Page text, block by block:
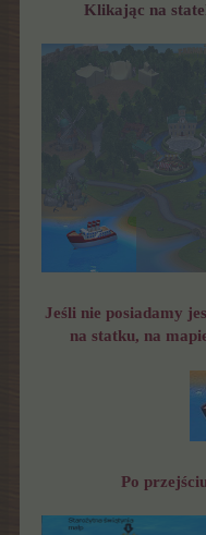
Klikając na
Jeśli nie posiadamy
na statku, na
Po